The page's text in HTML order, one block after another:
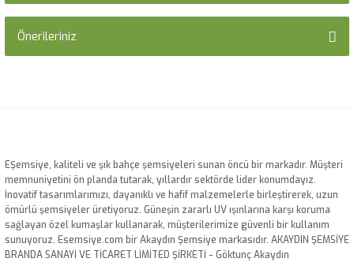
Önerileriniz
Ürün resmi kalitesiz, bozuk veya görüntülenemiyor.
Ürün açıklamasında eksik bilgiler bulunuyor.
Ürün bilgilerinde hatalar bulunuyor.
Ürün fiyatı diğer sitelerden daha pahalı.
Bu ürüne benzer farklı alternatifler olmalı.
EŞemsiye, kaliteli ve şık bahçe şemsiyeleri sunan öncü bir markadır. Müşteri
memnuniyetini ön planda tutarak, yıllardır sektörde lider konumdayız.
İnovatif tasarımlarımızı, dayanıklı ve hafif malzemelerle birleştirerek, uzun
ömürlü şemsiyeler üretiyoruz. Güneşin zararlı UV ışınlarına karşı koruma
sağlayan özel kumaşlar kullanarak, müşterilerimize güvenli bir kullanım
sunuyoruz. Esemsiye.com bir Akaydın Şemsiye markasıdır. AKAYDIN ŞEMSİYE
BRANDA SANAYİ VE TİCARET LİMİTED ŞİRKETİ - Göktunç Akaydın